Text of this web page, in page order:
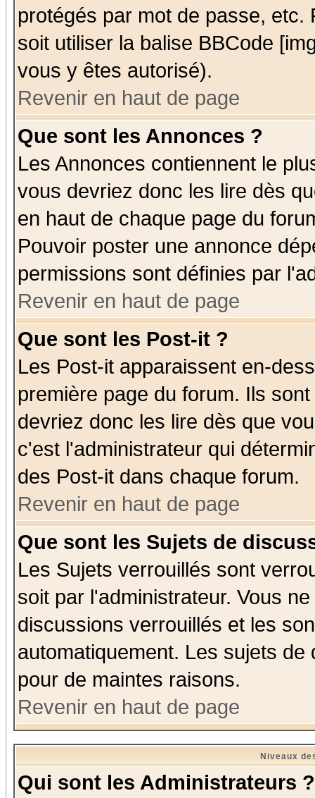
protégés par mot de passe,
soit utiliser la balise BBCode
vous y êtes autorisé).
Revenir en haut de page
Que sont les Annonces ?
Les Annonces contiennent le
vous devriez donc les lire dès
en haut de chaque page du
Pouvoir poster une annonce
permissions sont définies par
Revenir en haut de page
Que sont les Post-it ?
Les Post-it apparaissent en-
première page du forum. Ils
devriez donc les lire dès que
c'est l'administrateur qui
des Post-it dans chaque forum.
Revenir en haut de page
Que sont les Sujets de
Les Sujets verrouillés sont
soit par l'administrateur. Vous
discussions verrouillés et les
automatiquement. Les sujets
pour de maintes raisons.
Revenir en haut de page
Niveaux
Qui sont les Administrateurs ?